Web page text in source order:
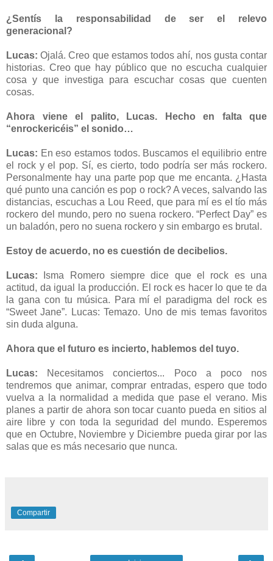
¿Sentís la responsabilidad de ser el relevo
generacional?
Lucas: Ojalá. Creo que estamos todos ahí, nos gusta contar
historias. Creo que hay público que no escucha cualquier
cosa y que investiga para escuchar cosas que cuenten
cosas.
Ahora viene el palito, Lucas. Hecho en falta que
“enrockericéis” el sonido…
Lucas: En eso estamos todos. Buscamos el equilibrio entre
el rock y el pop. Sí, es cierto, todo podría ser más rockero.
Personalmente hay una parte pop que me encanta. ¿Hasta
qué punto una canción es pop o rock? A veces, salvando las
distancias, escuchas a Lou Reed, que para mí es el tío más
rockero del mundo, pero no suena rockero. “Perfect Day” es
un baladón, pero no suena rockero y sin embargo es brutal.
Estoy de acuerdo, no es cuestión de decibelios.
Lucas: Isma Romero siempre dice que el rock es una
actitud, da igual la producción. El rock es hacer lo que te da
la gana con tu música. Para mí el paradigma del rock es
“Sweet Jane”. Lucas: Temazo. Uno de mis temas favoritos
sin duda alguna.
Ahora que el futuro es incierto, hablemos del tuyo.
Lucas: Necesitamos conciertos... Poco a poco nos
tendremos que animar, comprar entradas, espero que todo
vuelva a la normalidad a medida que pase el verano. Mis
planes a partir de ahora son tocar cuanto pueda en sitios al
aire libre y con toda la seguridad del mundo. Esperemos
que en Octubre, Noviembre y Diciembre pueda girar por las
salas que es más necesario que nunca.
Compartir